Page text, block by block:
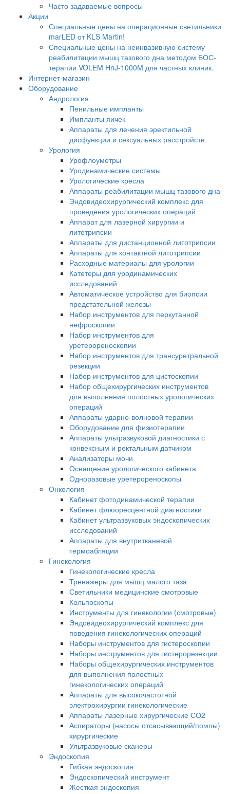
Часто задаваемые вопросы
Акции
Специальные цены на операционные светильники
marLED от KLS Martin!
Специальные цены на неинвазивную систему
реабилитации мышц тазового дна методом БОС-
терапии VOLEM HnJ-1000M для частных клиник.
Интернет-магазин
Оборудование
Андрология
Пенильные импланты
Импланты яичек
Аппараты для лечения эректильной
дисфункции и сексуальных расстройств
Урология
Урофлоуметры
Уродинамические системы
Урологические кресла
Аппараты реабилитации мышц тазового дна
Эндовидеохирургический комплекс для
проведения урологических операций
Аппарат для лазерной хирургии и
литотрипсии
Аппараты для дистанционной литотрипсии
Аппараты для контактной литотрипсии
Расходные материалы для урологии
Катетеры для уродинамических
исследований
Автоматическое устройство для биопсии
предстательной железы
Набор инструментов для перкутанной
нефроскопии
Набор инструментов для
уретерореноскопии
Набор инструментов для трансуретральной
резекции
Набор инструментов для цистоскопии
Набор общехирургических инструментов
для выполнения полостных урологических
операций
Аппараты ударно-волновой терапии
Оборудование для физиотерапии
Аппараты ультразвуковой диагностики с
конвексным и ректальным датчиком
Анализаторы мочи
Оснащение урологического кабинета
Одноразовые уретерореноскопы
Онкология
Кабинет фотодинамической терапии
Кабинет флюоресцентной диагностики
Кабинет ультразвуковых эндоскопических
исследований
Аппараты для внутритканевой
термоабляции
Гинекология
Гинекологические кресла
Тренажеры для мышц малого таза
Светильники медицинские смотровые
Кольпоскопы
Инструменты для гинекологии (смотровые)
Эндовидеохирургический комплекс для
поведения гинекологических операций
Наборы инструментов для гистероскопии
Наборы инструментов для гистерорезекции
Наборы общехирургических инструментов
для выполнения полостных
гинекологических операций
Аппараты для высокочастотной
электрохирургии гинекологические
Аппараты лазерные хирургические СО2
Аспираторы (насосы отсасывающий/помпы)
хирургические
Ультразвуковые сканеры
Эндоскопия
Гибкая эндоскопия
Эндоскопический инструмент
Жесткая эндоскопия